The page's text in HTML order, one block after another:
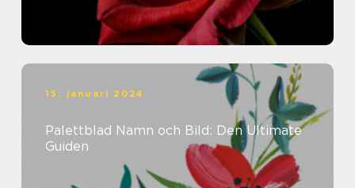
15. januari 2024
Palettblad Namn och Bild: Den Ultimate
Guiden